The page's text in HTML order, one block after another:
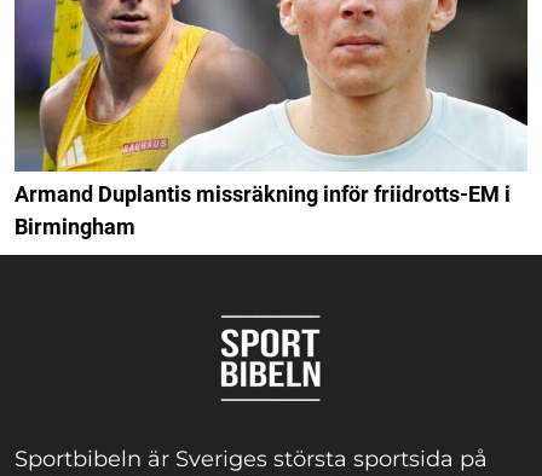
Armand Duplantis missräkning inför friidrotts-EM i
Birmingham
Sportbibeln är Sveriges största sportsida på